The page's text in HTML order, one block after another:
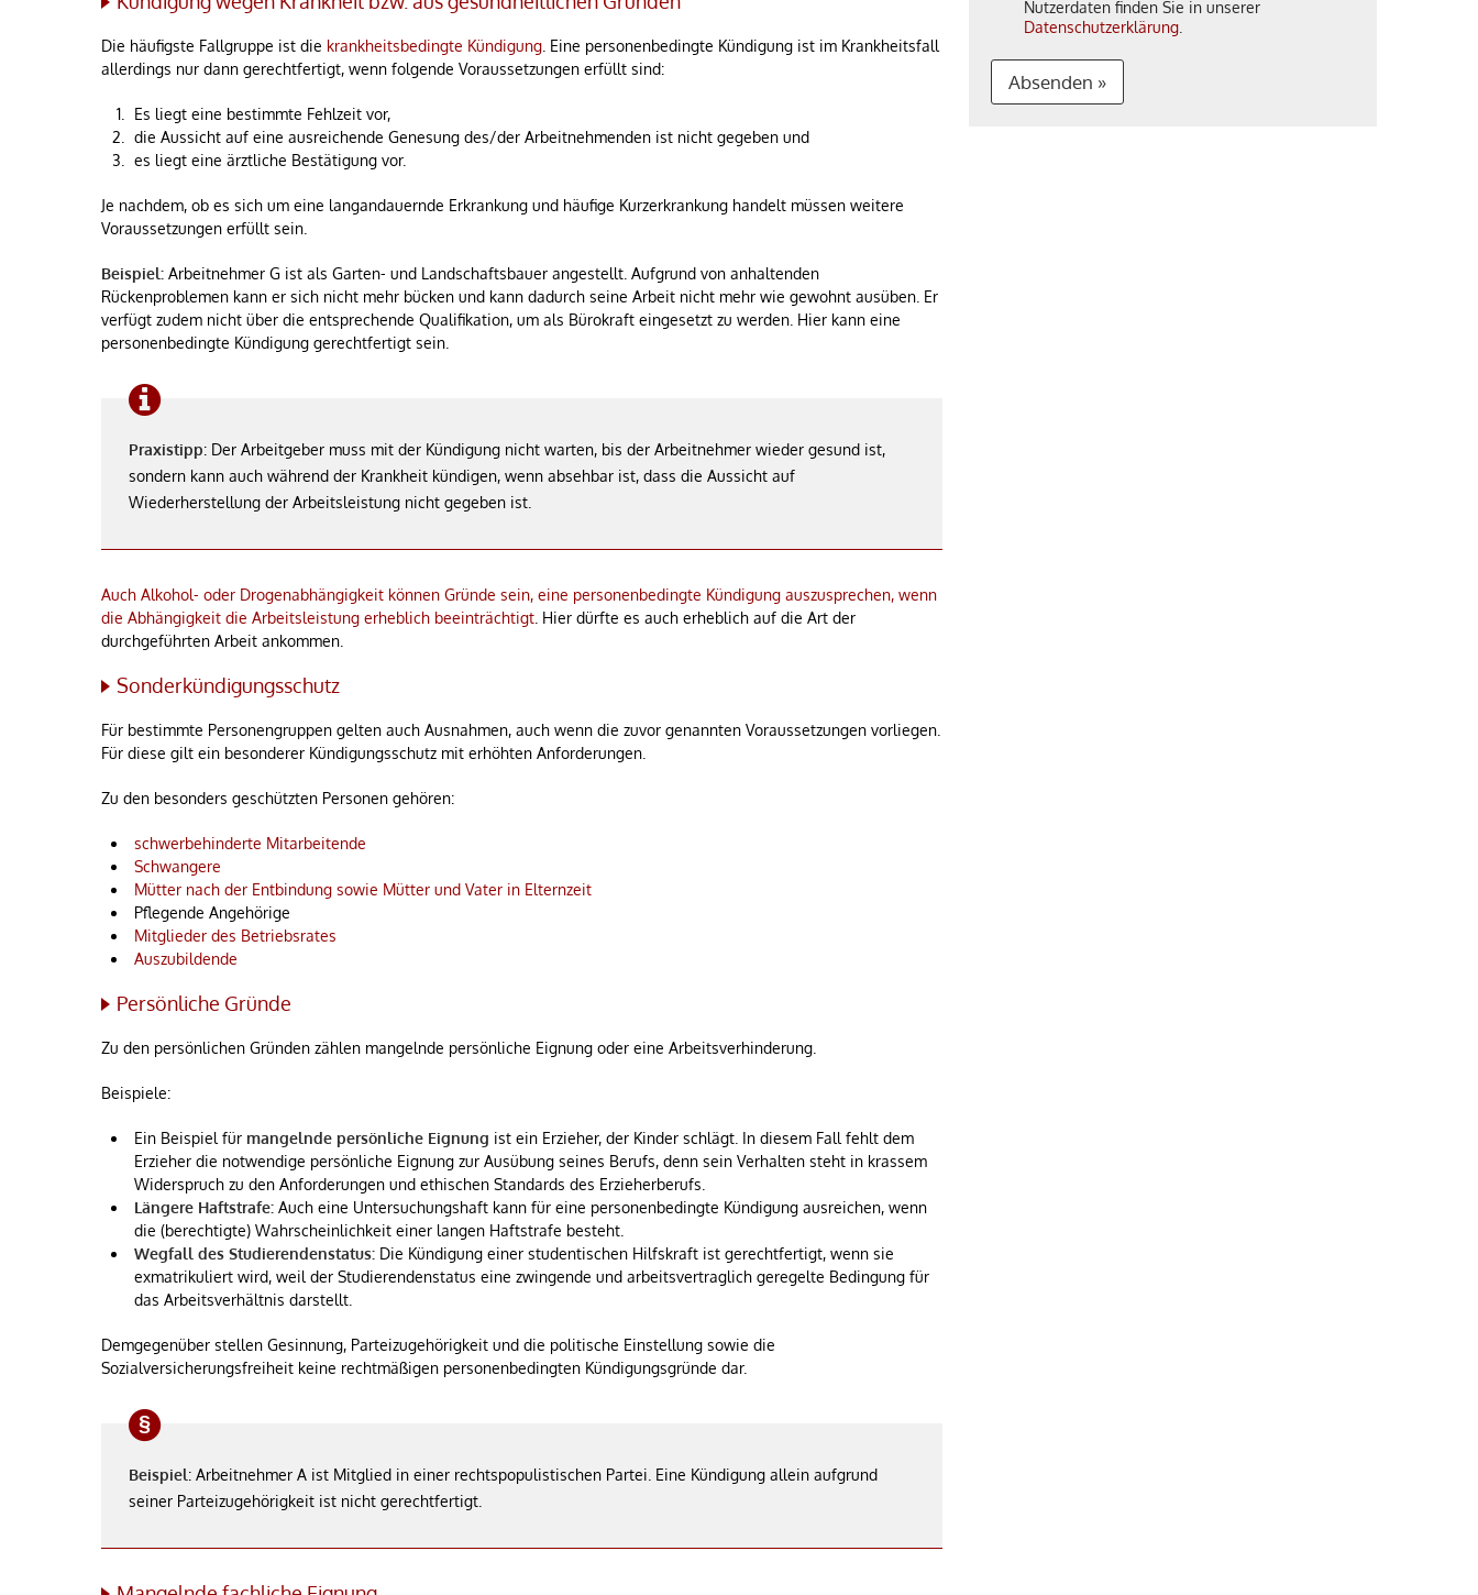
Die häufigste Fallgruppe ist die krankheitsbedingte Kündigung. Eine personenbedingte Kündigung ist im Krankheitsfall
allerdings nur dann gerechtfertigt, wenn folgende Voraussetzungen erfüllt sind:
Es liegt eine bestimmte Fehlzeit vor,
die Aussicht auf eine ausreichende Genesung des/der Arbeitnehmenden ist nicht gegeben und
es liegt eine ärztliche Bestätigung vor.
Je nachdem, ob es sich um eine langandauernde Erkrankung und häufige Kurzerkrankung handelt müssen weitere
Voraussetzungen erfüllt sein.
Beispiel: Arbeitnehmer G ist als Garten- und Landschaftsbauer angestellt. Aufgrund von anhaltenden
Rückenproblemen kann er sich nicht mehr bücken und kann dadurch seine Arbeit nicht mehr wie gewohnt ausüben. Er
verfügt zudem nicht über die entsprechende Qualifikation, um als Bürokraft eingesetzt zu werden. Hier kann eine
personenbedingte Kündigung gerechtfertigt sein.
Praxistipp: Der Arbeitgeber muss mit der Kündigung nicht warten, bis der Arbeitnehmer wieder gesund ist,
sondern kann auch während der Krankheit kündigen, wenn absehbar ist, dass die Aussicht auf
Wiederherstellung der Arbeitsleistung nicht gegeben ist.
Auch Alkohol- oder Drogenabhängigkeit können Gründe sein, eine personenbedingte Kündigung auszusprechen, wenn
die Abhängigkeit die Arbeitsleistung erheblich beeinträchtigt. Hier dürfte es auch erheblich auf die Art der
durchgeführten Arbeit ankommen.
Sonderkündigungsschutz
Für bestimmte Personengruppen gelten auch Ausnahmen, auch wenn die zuvor genannten Voraussetzungen vorliegen.
Für diese gilt ein besonderer Kündigungsschutz mit erhöhten Anforderungen.
Zu den besonders geschützten Personen gehören:
schwerbehinderte Mitarbeitende
Schwangere
Mütter nach der Entbindung sowie Mütter und Vater in Elternzeit
Pflegende Angehörige
Mitglieder des Betriebsrates
Auszubildende
Persönliche Gründe
Zu den persönlichen Gründen zählen mangelnde persönliche Eignung oder eine Arbeitsverhinderung.
Beispiele:
Ein Beispiel für mangelnde persönliche Eignung ist ein Erzieher, der Kinder schlägt. In diesem Fall fehlt dem
Erzieher die notwendige persönliche Eignung zur Ausübung seines Berufs, denn sein Verhalten steht in krassem
Widerspruch zu den Anforderungen und ethischen Standards des Erzieherberufs.
Längere Haftstrafe: Auch eine Untersuchungshaft kann für eine personenbedingte Kündigung ausreichen, wenn
die (berechtigte) Wahrscheinlichkeit einer langen Haftstrafe besteht.
Wegfall des Studierendenstatus: Die Kündigung einer studentischen Hilfskraft ist gerechtfertigt, wenn sie
exmatrikuliert wird, weil der Studierendenstatus eine zwingende und arbeitsvertraglich geregelte Bedingung für
das Arbeitsverhältnis darstellt.
Demgegenüber stellen Gesinnung, Parteizugehörigkeit und die politische Einstellung sowie die
Sozialversicherungsfreiheit keine rechtmäßigen personenbedingten Kündigungsgründe dar.
Beispiel: Arbeitnehmer A ist Mitglied in einer rechtspopulistischen Partei. Eine Kündigung allein aufgrund
seiner Parteizugehörigkeit ist nicht gerechtfertigt.
Nutzerdaten finden Sie in unserer
Datenschutzerklärung
Absenden »